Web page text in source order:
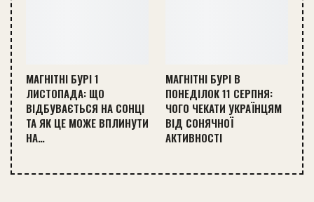
МАГНІТНІ БУРІ 1
ЛИСТОПАДА: ЩО
ВІДБУВАЄТЬСЯ НА СОНЦІ
ТА ЯК ЦЕ МОЖЕ ВПЛИНУТИ
НА…
МАГНІТНІ БУРІ В
ПОНЕДІЛОК 11 СЕРПНЯ:
ЧОГО ЧЕКАТИ УКРАЇНЦЯМ
ВІД СОНЯЧНОЇ
АКТИВНОСТІ